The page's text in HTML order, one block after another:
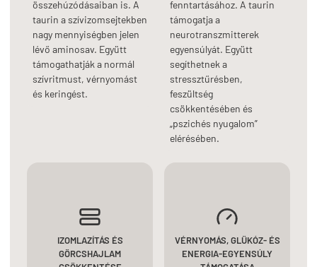
összehúzódásaiban is. A
taurin a szívizomsejtekben
nagy mennyiségben jelen
lévő aminosav. Együtt
támogathatják a normál
szívritmust, vérnyomást
és keringést.
fenntartásához. A taurin
támogatja a
neurotranszmitterek
egyensúlyát. Együtt
segíthetnek a
stressztűrésben,
feszültség
csökkentésében és
„pszichés nyugalom”
elérésében.
IZOMLAZÍTÁS ÉS
GÖRCSHAJLAM
VÉRNYOMÁS, GLÜKÓZ- ÉS
ENERGIA-EGYENSÚLY